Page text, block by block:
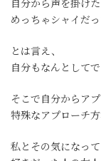
自分から声を掛け
めっちゃシャイだ
とは言え、
自分もなんとして
そこで自分からア
特殊なアプローチ
私とその気になっ